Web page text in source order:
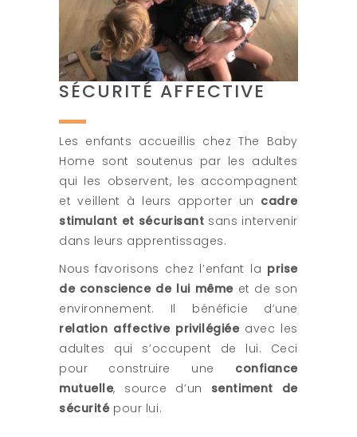
SÉCURITÉ AFFECTIVE
Les enfants accueillis chez The Baby
Home sont soutenus par les adultes
qui les observent, les accompagnent
et veillent à leurs apporter un cadre
stimulant et sécurisant sans intervenir
dans leurs apprentissages.
Nous favorisons chez l’enfant la prise
de conscience de lui mêmeet de son
environnement. Il bénéficie d’une
relation affective privilégiéeavec les
adultes qui s’occupent de lui. Ceci
pour construire une confiance
mutuelle, source d’un sentiment de
sécuritépour lui.